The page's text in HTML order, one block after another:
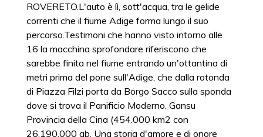
ROVERETO.L'auto è lì, sott'acqua, tra le gelide
correnti che il fiume Adige forma lungo il suo
percorso.Testimoni che hanno visto intorno alle
16 la macchina sprofondare riferiscono che
sarebbe finita nel fiume entrando un'ottantina di
metri prima del pone sull'Adige, che dalla rotonda
di Piazza Filzi porta da Borgo Sacco sulla sponda
dove si trova il Panificio Moderno. Gansu
Provincia della Cina (454.000 km2 con
26.190.000 ab. Una storia d'amore e di onore